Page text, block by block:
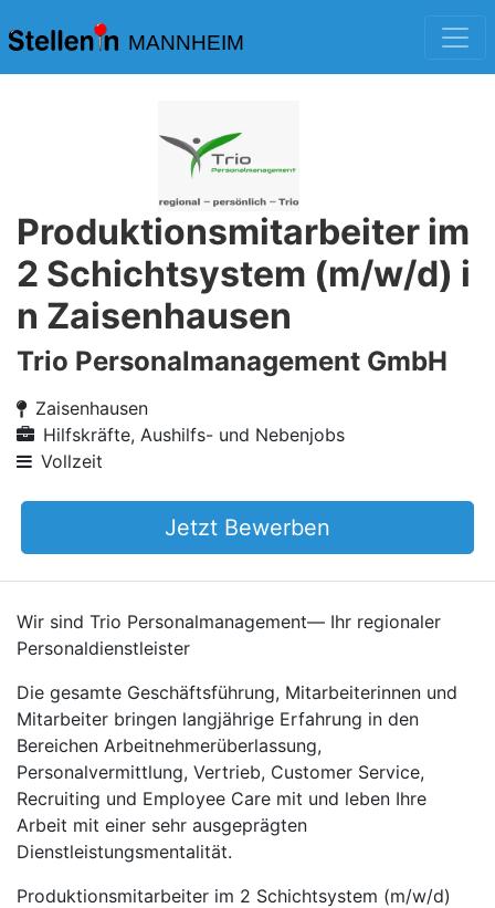
MANNHEIM
Produktionsmitarbeiter im
2 Schichtsystem (m/w/d) i
n Zaisenhausen
Trio Personalmanagement GmbH
Zaisenhausen
Hilfskräfte, Aushilfs- und Nebenjobs
Vollzeit
Jetzt Bewerben
Wir sind Trio Personalmanagement— Ihr regionaler
Personaldienstleister
Die gesamte Geschäftsführung, Mitarbeiterinnen und
Mitarbeiter bringen langjährige Erfahrung in den
Bereichen Arbeitnehmerüberlassung,
Personalvermittlung, Vertrieb, Customer Service,
Recruiting und Employee Care mit und leben Ihre
Arbeit mit einer sehr ausgeprägten
Dienstleistungsmentalität.
Produktionsmitarbeiter im 2 Schichtsystem (m/w/d)